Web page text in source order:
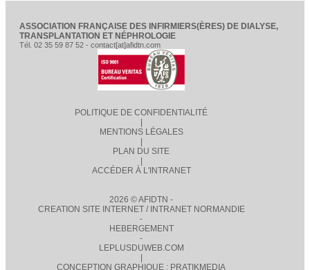
ASSOCIATION FRANÇAISE DES INFIRMIERS(ÈRES) DE DIALYSE,
TRANSPLANTATION ET NÉPHROLOGIE
Tél. 02 35 59 87 52 - contact[at]afidtn.com
POLITIQUE DE CONFIDENTIALITÉ
MENTIONS LÉGALES
PLAN DU SITE
ACCÉDER À L'INTRANET
2026 © AFIDTN -
CREATION SITE INTERNET / INTRANET NORMANDIE
-
HEBERGEMENT
-
LEPLUSDUWEB.COM
CONCEPTION GRAPHIQUE : PRATIKMEDIA